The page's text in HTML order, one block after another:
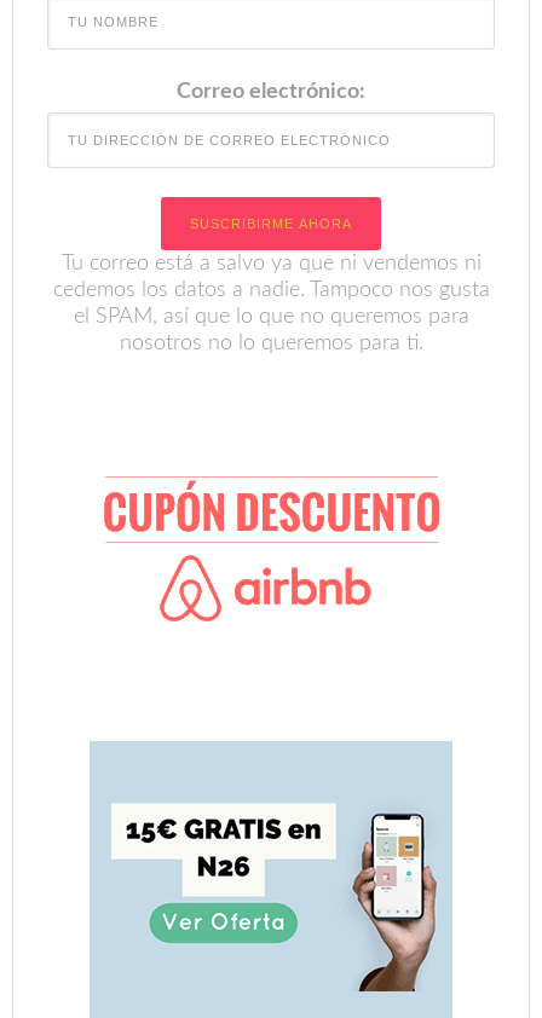
Correo electrónico:
Tu correo está a salvo ya que ni vendemos ni
cedemos los datos a nadie. Tampoco nos gusta
el SPAM, así que lo que no queremos para
nosotros no lo queremos para ti.